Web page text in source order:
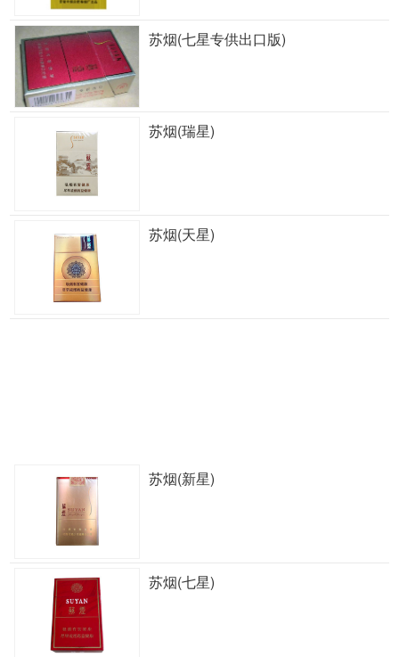
苏烟(七星专供出口版)
苏烟(瑞星)
苏烟(天星)
苏烟(新星)
苏烟(七星)